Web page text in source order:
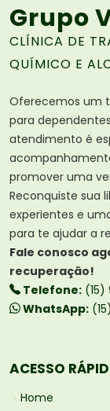
Grupo
CLÍNICA DE
QUÍMICO E
Oferecemos um
para
atendimento é
promover uma
Reconquiste sua
experientes e
para te ajudar a
Fale conosco
recuperação!
Telefone: (15)
WhatsApp:
ACESSO
Home